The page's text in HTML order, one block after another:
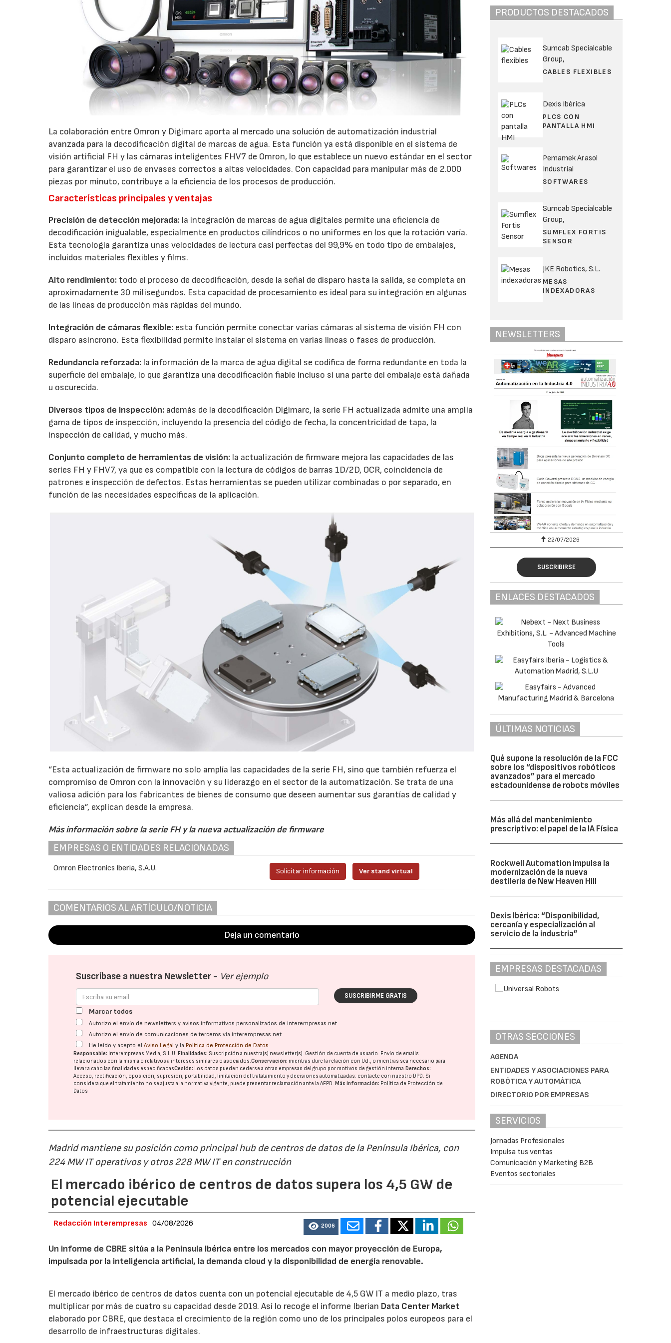
La colaboración entre Omron y Digimarc aporta al mercado una solución de automatización industrial
avanzada para la decodificación digital de marcas de agua. Esta función ya está disponible en el sistema de
visión artificial FH y las cámaras inteligentes FHV7 de Omron, lo que establece un nuevo estándar en el sector
para garantizar el uso de envases correctos a altas velocidades. Con capacidad para manipular más de 2.000
piezas por minuto, contribuye a la eficiencia de los procesos de producción.
Características principales y ventajas
Precisión de detección mejorada: la integración de marcas de agua digitales permite una eficiencia de
decodificación inigualable, especialmente en productos cilíndricos o no uniformes en los que la rotación varía.
Esta tecnología garantiza unas velocidades de lectura casi perfectas del 99,9% en todo tipo de embalajes,
incluidos materiales flexibles y films.
Alto rendimiento: todo el proceso de decodificación, desde la señal de disparo hasta la salida, se completa en
aproximadamente 30 milisegundos. Esta capacidad de procesamiento es ideal para su integración en algunas
de las líneas de producción más rápidas del mundo.
Integración de cámaras flexible: esta función permite conectar varias cámaras al sistema de visión FH con
disparo asíncrono. Esta flexibilidad permite instalar el sistema en varias líneas o fases de producción.
Redundancia reforzada: la información de la marca de agua digital se codifica de forma redundante en toda la
superficie del embalaje, lo que garantiza una decodificación fiable incluso si una parte del embalaje está dañada
u oscurecida.
Diversos tipos de inspección: además de la decodificación Digimarc, la serie FH actualizada admite una amplia
gama de tipos de inspección, incluyendo la presencia del código de fecha, la concentricidad de tapa, la
inspección de calidad, y mucho más.
Conjunto completo de herramientas de visión: la actualización de firmware mejora las capacidades de las
series FH y FHV7, ya que es compatible con la lectura de códigos de barras 1D/2D, OCR, coincidencia de
patrones e inspección de defectos. Estas herramientas se pueden utilizar combinadas o por separado, en
función de las necesidades específicas de la aplicación.
“Esta actualización de firmware no solo amplía las capacidades de la serie FH, sino que también refuerza el
compromiso de Omron con la innovación y su liderazgo en el sector de la automatización. Se trata de una
valiosa adición para los fabricantes de bienes de consumo que deseen aumentar sus garantías de calidad y
eficiencia”, explican desde la empresa.
Más información sobre la serie FH y la nueva actualización de firmware
EMPRESAS O ENTIDADES RELACIONADAS
Omron Electronics Iberia, S.A.U. Solicitar información Ver stand virtual
COMENTARIOS AL ARTÍCULO/NOTICIA
Deja un comentario
Suscríbase a nuestra Newsletter - Ver ejemplo
SUSCRIBIRME GRATIS
Marcar todos
Autorizo el envío de newsletters y avisos informativos personalizados de interempresas.net
Autorizo el envío de comunicaciones de terceros vía interempresas.net
He leído y acepto elAviso Legal y la Política de Protección de Datos
Responsable: Interempresas Media, S.L.U. Finalidades: Suscripción a nuestra(s) newsletter(s). Gestión de cuenta de usuario. Envío de emails
relacionados con la misma o relativos a intereses similares o asociados.Conservación: mientras dure la relación con Ud., o mientras sea necesario para
llevar a cabo las finalidades especificadasCesión: Los datos pueden cederse a otras empresas del grupo por motivos de gestión interna. Derechos:
Acceso, rectificación, oposición, supresión, portabilidad, limitación del tratatamiento y decisiones automatizadas: contacte con nuestro DPD. Si
considera que el tratamiento no se ajusta a la normativa vigente, puede presentar reclamación ante laAEPD. Más información: Política de Protección de
Datos
Madrid mantiene su posición como principal hub de centros de datos de la Península Ibérica, con
224 MW IT operativos y otros 228 MW IT en construcción
El mercado ibérico de centros de datos supera los 4,5 GW de
potencial ejecutable
Redacción Interempresas 04/08/2026 2006
Un informe de CBRE sitúa a la Península Ibérica entre los mercados con mayor proyección de Europa,
impulsada por la inteligencia artificial, la demanda cloud y la disponibilidad de energía renovable.
El mercado ibérico de centros de datos cuenta con un potencial ejecutable de 4,5 GW IT a medio plazo, tras
multiplicar por más de cuatro su capacidad desde 2019. Así lo recoge el informe Iberian Data Center Market
elaborado por CBRE, que destaca el crecimiento de la región como uno de los principales polos europeos para el
desarrollo de infraestructuras digitales.
PRODUCTOS DESTACADOS
Sumcab Specialcable
Group,
CABLES FLEXIBLES
Dexis Ibérica
PLCS CON
PANTALLA HMI
Pemamek Arasol
Industrial
SOFTWARES
Sumcab Specialcable
Group,
SUMFLEX FORTIS
SENSOR
JKE Robotics, S.L.
MESAS
INDEXADORAS
NEWSLETTERS
22/07/2026
SUSCRIBIRSE
ENLACES DESTACADOS
ÚLTIMAS NOTICIAS
Qué supone la resolución de la FCC
sobre los “dispositivos robóticos
avanzados” para el mercado
estadounidense de robots móviles
Más allá del mantenimiento
prescriptivo: el papel de la IA Física
Rockwell Automation impulsa la
modernización de la nueva
destilería de New Heaven Hill
Dexis Ibérica: “Disponibilidad,
cercanía y especialización al
servicio de la industria”
EMPRESAS DESTACADAS
OTRAS SECCIONES
AGENDA
ENTIDADES Y ASOCIACIONES PARA
ROBÓTICA Y AUTOMÁTICA
DIRECTORIO POR EMPRESAS
SERVICIOS
Jornadas Profesionales
Impulsa tus ventas
Comunicación y Marketing B2B
Eventos sectoriales